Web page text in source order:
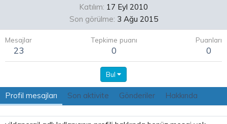
Katılım 17 Eyl 2010
Son görülme 3 Ağu 2015
Mesajlar
23
Tepkime puanı
0
Puanları
0
Bul
Profil mesajları Son aktivite Gönderiler Hakkında